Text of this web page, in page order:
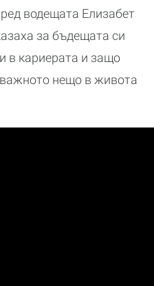
водещата Елизабет
за бъдещата си
в кариерата и защо
нещо в живота